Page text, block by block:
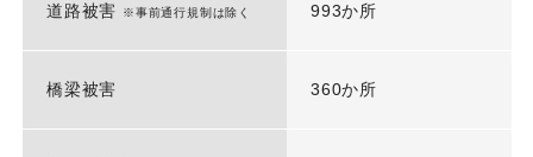
道路被害 ※事前通行規制は除く 993か所
橋梁被害 360か所